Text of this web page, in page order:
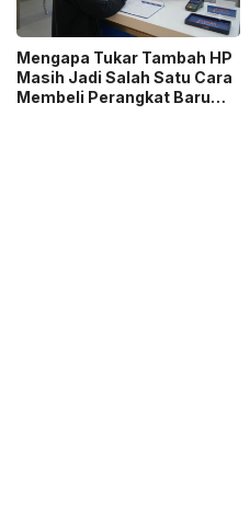
Mengapa Tukar Tambah HP
Masih Jadi Salah Satu Cara
Membeli Perangkat Baru